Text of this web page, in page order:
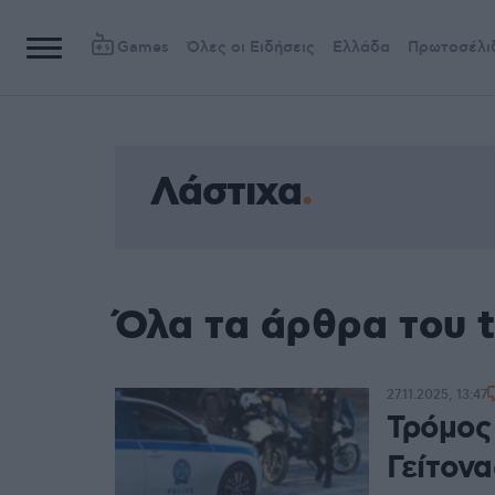
Games Όλες οι Ειδήσεις Ελλάδα
Λάστιχα
Όλα τα άρθρα του
27.11.2025, 13:47